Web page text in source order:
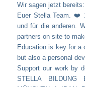
Wir sagen jetzt
Euer Stella Team.
und für die anderen.
partners on site to
Education is key for a
but also a personal
Support our work by
STELLA BILDUNG